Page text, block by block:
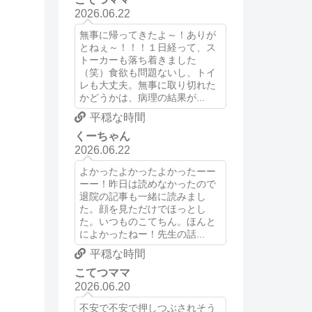
2026.06.22
無事に帰ってきたよ～！ありが
とねぇ～！！！１日経って、ス
トーカーも落ち着きました
（笑）食欲も問題ないし、トイ
レも大丈夫。無事に取り切れた
かどうかは、病理の結果が...
平穏な時間
くーちゃん
2026.06.22
よかったよかったよかったーー
ーー！昨日は読めなかったので
退院の記事も一緒に読みまし
た。顔を見ただけでほっとし
た。いつものこてちん。ほんと
によかったねー！先生の話...
平穏な時間
こてつママ
2026.06.20
不安で不安で押しつぶされそう